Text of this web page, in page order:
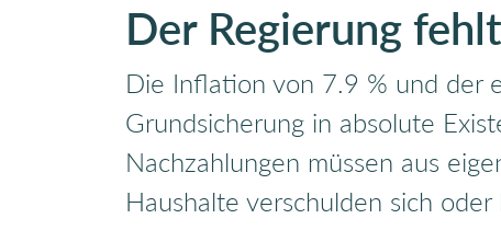
Der Regierung
Die Inflation von 7.9 % und der
Grundsicherung in absolute
Nachzahlungen müssen aus
Haushalte verschulden sich